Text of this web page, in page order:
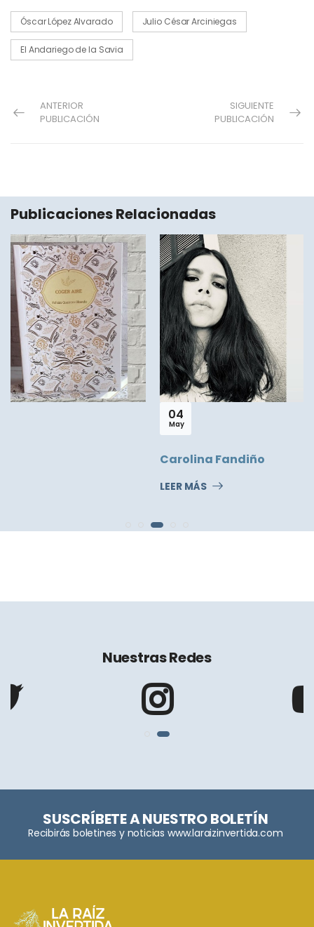
Óscar López Alvarado Julio César Arciniegas
El Andariego de la Savia
ANTERIOR
PUBLICACIÓN
SIGUIENTE
PUBLICACIÓN
Publicaciones Relacionadas
Nuestras Redes
SUSCRÍBETE A NUESTRO BOLETÍN
Recibirás boletines y noticias www.laraizinvertida.com